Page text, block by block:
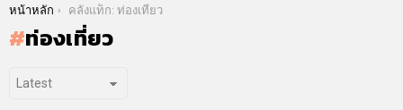
You are here:
หน้าหลัก คลังแท็ก: ท่องเที่ยว
ท่องเที่ยว